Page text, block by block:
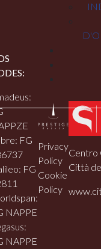
FG
FG
NAPPE
NAPPE
Privacy
Policy
Cookie
Policy
Centro
Città